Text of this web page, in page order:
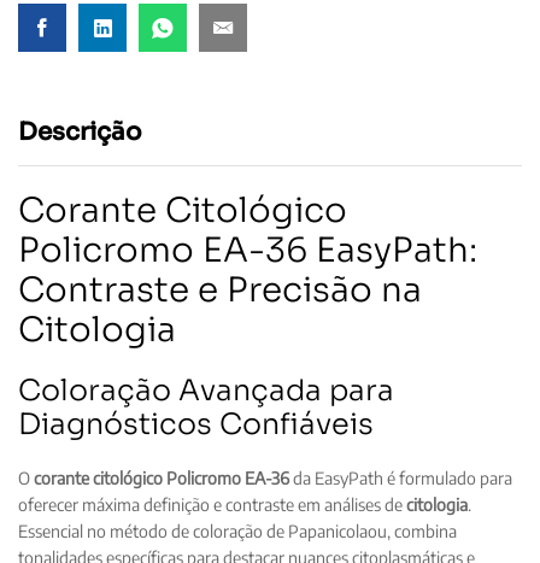
Descrição
Corante Citológico
Policromo EA-36 EasyPath:
Contraste e Precisão na
Citologia
Coloração Avançada para
Diagnósticos Confiáveis
Ocorante citológico Policromo EA-36da EasyPath é formulado para
oferecer máxima definição e contraste em análises decitologia.
Essencial no método de coloração de Papanicolaou, combina
tonalidades específicas para destacar nuances citoplasmáticas e